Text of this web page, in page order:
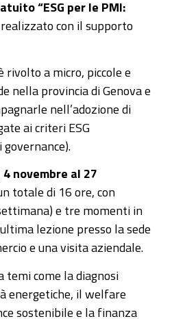
“ESG per le PMI:
, realizzato con il supporto
rivolto a micro, piccole e
nella provincia di Genova e
nell’adozione di
ai criteri ESG
4 novembre al 27
totale di 16 ore, con
e tre momenti in
lezione presso la sede
e una visita aziendale.
come la diagnosi
energetiche, il welfare
sostenibile e la finanza